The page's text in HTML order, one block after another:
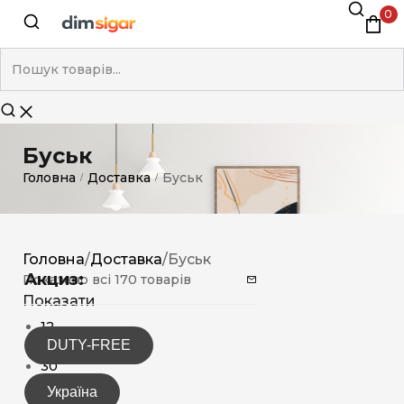
0
Буськ
Головна / Доставка / Буськ
Акциз:
DUTY-FREE
Україна
Головна/Доставка/Буськ
Показано всі 170 товарів
Показати
12
15
30